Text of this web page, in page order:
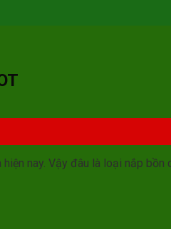
nay. Vậy đâu là loại nắp